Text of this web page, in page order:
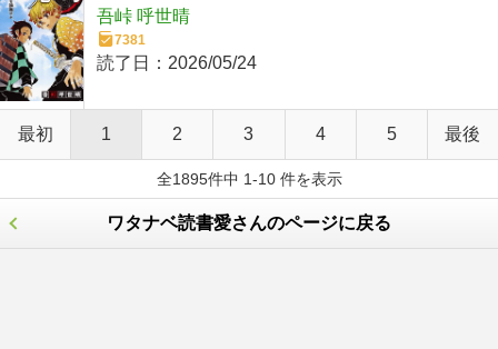
吾峠 呼世晴
7381
読了日： 2026/05/24
最初 1 2 3 4 5 最後
全1895件中 1-10 件を表示
ワタナベ読書愛さんのページに戻る